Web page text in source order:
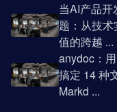
当AI产品
题：从技
值的跨越 ...
anydoc：
搞定 14 种
Markd ...